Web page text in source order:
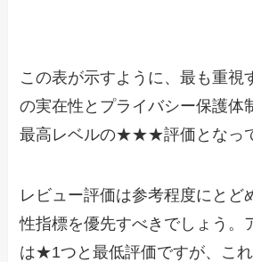
この表が示すように、最も重視
の実在性とプライバシー保護体
最高レベルの★★★評価となっ
レビュー評価は参考程度にとど
性指標を優先すべきでしょう。
は★1つと最低評価ですが、こ